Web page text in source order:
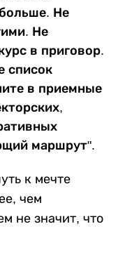
Не
Не
в приговор.
список
в приемные
маршрут".
к мечте
чем
не значит, что